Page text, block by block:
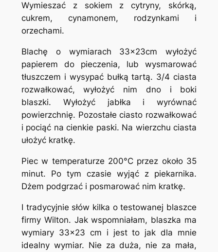
Wymieszać z sokiem z cytryny, skórką,
cukrem, cynamonem, rodzynkami i
orzechami.
Blachę o wymiarach 33x23cm wyłożyć
papierem do pieczenia, lub wysmarować
tłuszczem i wysypać bułką tartą. 3/4 ciasta
rozwałkować, wyłożyć nim dno i boki
blaszki. Wyłożyć jabłka i wyrównać
powierzchnię. Pozostałe ciasto rozwałkować
i pociąć na cienkie paski. Na wierzchu ciasta
ułożyć kratkę.
Piec w temperaturze 200°C przez około 35
minut. Po tym czasie wyjąć z piekarnika.
Dżem podgrzać i posmarować nim kratkę.
I tradycyjnie słów kilka o testowanej blaszce
firmy Wilton. Jak wspomniałam, blaszka ma
wymiary 33×23 cm i jest to jak dla mnie
idealny wymiar. Nie za duża, nie za mała,